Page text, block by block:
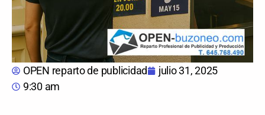
OPEN reparto de publicidad
julio 31, 2025
9:30 am